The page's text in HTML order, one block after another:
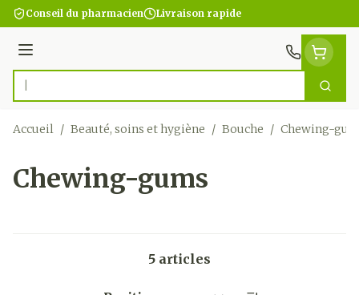
Aller au contenu
Conseil du pharmacien Livraison rapide
Menu
Rechercher
Accueil / Beauté, soins et hygiène / Bouche / Chewing-
Chewing-gums
5 articles